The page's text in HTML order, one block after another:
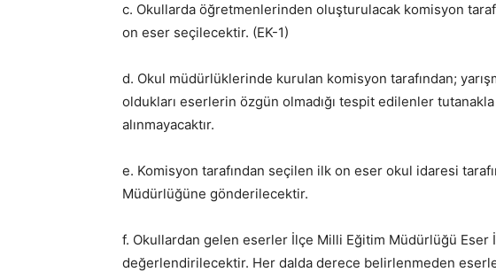
c. Okullarda öğretmenlerinden oluşturulacak komisyon
on eser seçilecektir. (EK-1)
d. Okul müdürlüklerinde kurulan komisyon tarafından;
oldukları eserlerin özgün olmadığı tespit edilenler
alınmayacaktır.
e. Komisyon tarafından seçilen ilk on eser okul idaresi
Müdürlüğüne gönderilecektir.
f. Okullardan gelen eserler İlçe Milli Eğitim Müdürlüğü Eser
değerlendirilecektir. Her dalda derece belirlenmeden